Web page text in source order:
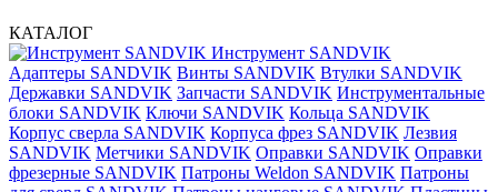
КАТАЛОГ
Инструмент SANDVIK
Адаптеры SANDVIK Винты SANDVIK Втулки SANDVIK
Державки SANDVIK Запчасти SANDVIK Инструментальные
блоки SANDVIK Ключи SANDVIK Кольца SANDVIK
Корпус сверла SANDVIK Корпуса фрез SANDVIK Лезвия
SANDVIK Метчики SANDVIK Оправки SANDVIK Оправки
фрезерные SANDVIK Патроны Weldon SANDVIK Патроны